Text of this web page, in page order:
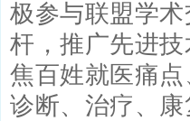
极参与联盟学
杆，推广先进
焦百姓就医痛
诊断、治疗、